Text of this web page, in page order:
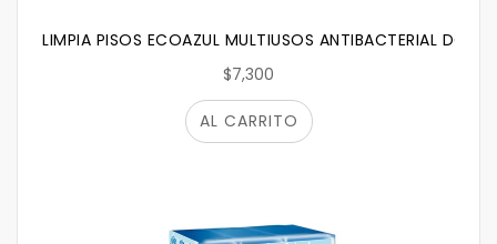
LIMPIA PISOS ECOAZUL MULTIUSOS ANTIBACTERIAL
$7,300
AL CARRITO